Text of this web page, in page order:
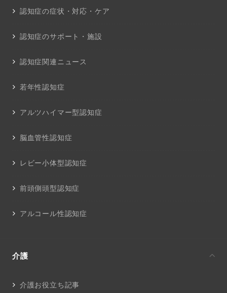
認知症の症状・対応・ケア
認知症のサポート・施設
認知症関連ニュース
若年性認知症
アルツハイマー型認知症
脳血管性認知症
レビー小体型認知症
前頭側頭型認知症
アルコール性認知症
介護
介護お役立ち記事